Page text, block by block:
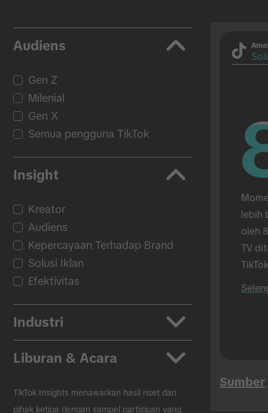
Audiens
Gen Z
Milenial
Gen X
Semua pengguna TikTok
Insight
Kreator
Audiens
Kepercayaan Terhadap Brand
Solusi Iklan
Efektivitas
Industri
Aplikasi
Kecantikan & Perawatan Diri
CPG
Liburan & Acara
Kembali ke Sekolah
Black Friday
TikTok Insights menawarkan hasil riset dari
pihak ketiga dengan sampel partisipan yang
lebih
oleh
TV
Sumber